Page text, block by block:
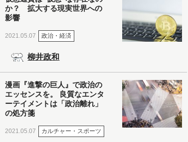
か？ 拡大する現実世界への
影響
2021.05.07 政治・経済
柳井政和
漫画『進撃の巨人』で政治の
エッセンスを。 良質なエンタ
ーテイメントは「政治離れ」
の処方箋
2021.05.07 カルチャー・スポーツ